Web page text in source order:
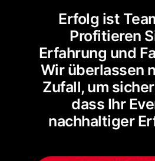
Erfolg ist
Profitieren
Erfahrung und
Wir überlassen
Zufall, um
dass Ihr
nachhaltiger